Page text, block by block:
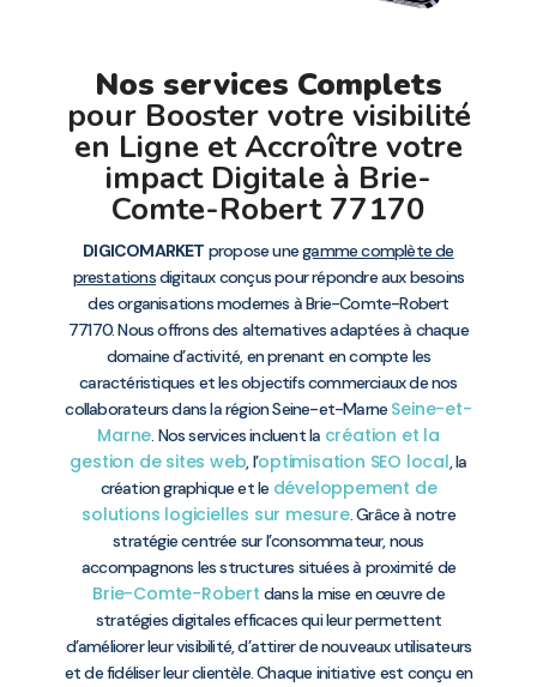
Nos services Complets
pour Booster votre visibilité
en Ligne et Accroître votre
impact Digitale à Brie-
Comte-Robert 77170
DIGICOMARKET propose unegamme complète de
prestationsdigitaux conçus pour répondre aux besoins
des organisations modernes à Brie-Comte-Robert
77170. Nous offrons des alternatives adaptées à chaque
domaine d’activité, en prenant en compte les
caractéristiques et les objectifs commerciaux de nos
collaborateurs dans la région Seine-et-Marne Seine-et-
Marne. Nos services incluent la création et la
gestion de sites web, l’optimisation SEO local, la
création graphique et le développement de
solutions logicielles sur mesure. Grâce à notre
stratégie centrée sur l’consommateur, nous
accompagnons les structures situées à proximité de
Brie-Comte-Robert dans la mise en œuvre de
stratégies digitales efficaces qui leur permettent
d’améliorer leur visibilité, d’attirer de nouveaux utilisateurs
et de fidéliser leur clientèle. Chaque initiative est conçu en